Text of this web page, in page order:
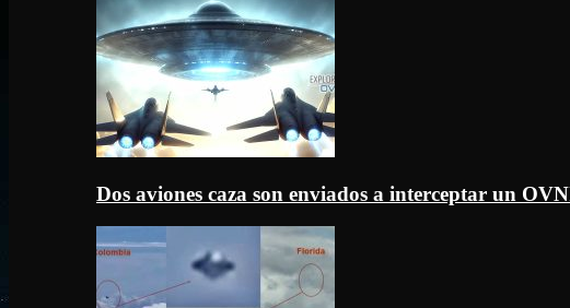
Dos aviones caza son enviados a interceptar un